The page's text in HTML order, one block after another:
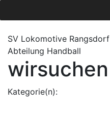
SV Lokomotive Rangsdorf
Abteilung Handball
wirsuchen
Kategorie(n):